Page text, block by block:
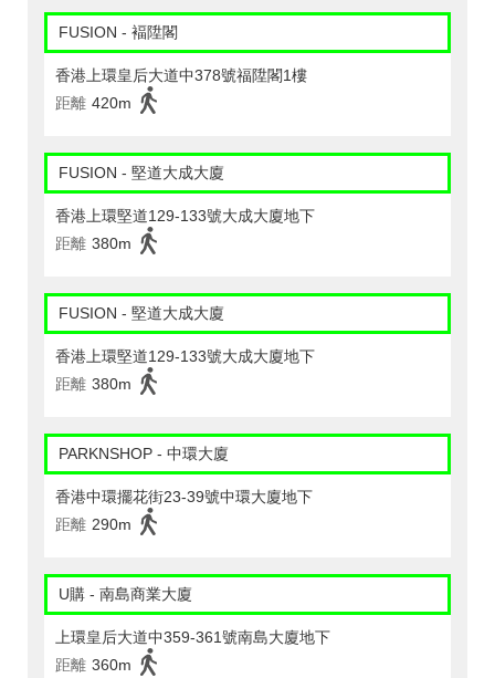
FUSION - 褔陞閣
香港上環皇后大道中378號福陞閣1樓
距離 420m
FUSION - 堅道大成大廈
香港上環堅道129-133號大成大廈地下
距離 380m
FUSION - 堅道大成大廈
香港上環堅道129-133號大成大廈地下
距離 380m
PARKNSHOP - 中環大廈
香港中環擺花街23-39號中環大廈地下
距離 290m
U購 - 南島商業大廈
上環皇后大道中359-361號南島大廈地下
距離 360m